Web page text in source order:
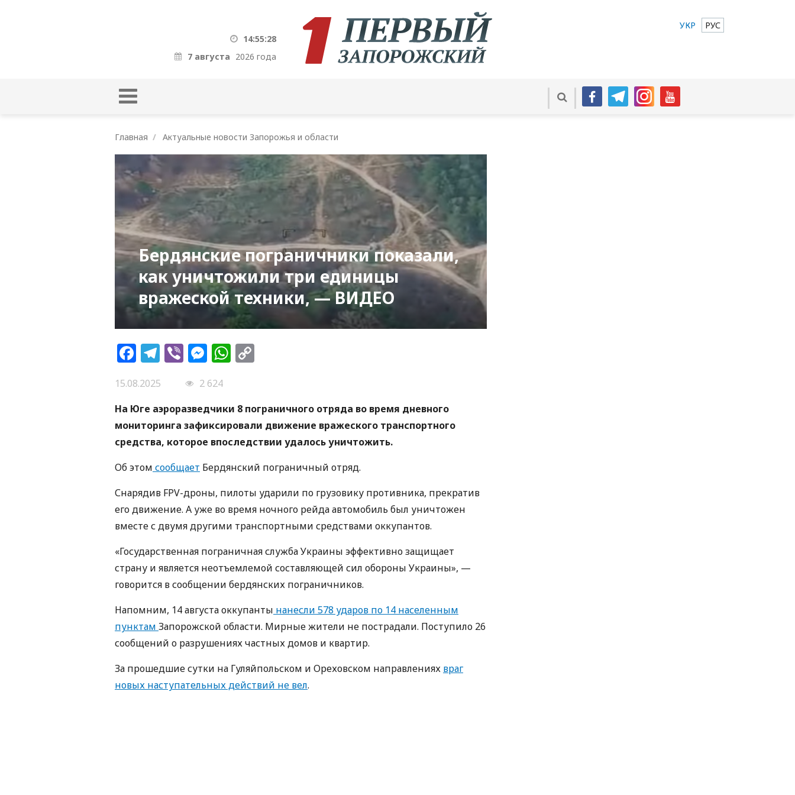
14:55:29
7 августа 2026 года
УКР РУС
Главная Актуальные новости Запорожья и области
Бердянские пограничники показали,
как уничтожили три единицы
вражеской техники, — ВИДЕО
Facebook
Telegram
ViberMessenger
WhatsApp
15.08.2025
2 624
На Юге аэроразведчики 8 пограничного отряда во время дневного
мониторинга зафиксировали движение вражеского транспортного
средства, которое впоследствии удалось уничтожить.
Об этом сообщает Бердянский пограничный отряд.
Снарядив FPV-дроны, пилоты ударили по грузовику противника, прекратив
его движение. А уже во время ночного рейда автомобиль был уничтожен
вместе с двумя другими транспортными средствами оккупантов.
«Государственная пограничная служба Украины эффективно защищает
страну и является неотъемлемой составляющей сил обороны Украины», —
говорится в сообщении бердянских пограничников.
Напомним, 14 августа оккупанты нанесли 578 ударов по 14 населенным
пунктам Запорожской области. Мирные жители не пострадали. Поступило 26
сообщений о разрушениях частных домов и квартир.
За прошедшие сутки на Гуляйпольском и Ореховском направлениях враг
новых наступательных действий не вел.